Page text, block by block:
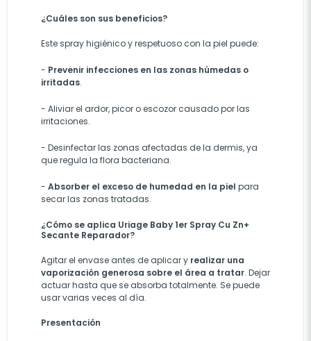
¿Cuáles son sus beneficios?
Este spray higiénico y respetuoso con la piel puede:
- Prevenir infecciones en las zonas húmedas o
irritadas.
- Aliviar el ardor, picor oescozor causado por las
irritaciones.
- Desinfectar las zonas afectadas de la dermis, ya
queregula la flora bacteriana.
- Absorber el exceso de humedad en la piel para
secar las zonas tratadas.
¿Cómo se aplica Uriage Baby 1er Spray Cu Zn+
Secante Reparador?
Agitar el envase antes de aplicar y realizar una
vaporización generosa sobre el área a tratar. Dejar
actuar hasta que se absorba totalmente. Se puede
usar varias veces al día.
Presentación